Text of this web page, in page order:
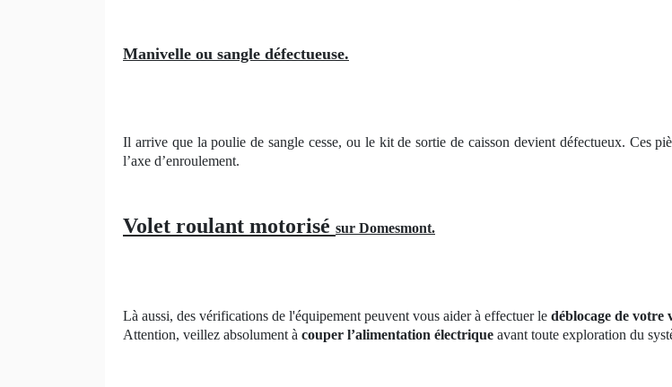
Manivelle ou sangle défectueuse.
Il arrive que la poulie de sangle cesse, ou le kit de sortie de caisson devient défectueux. Ces
l’axe d’enroulement.
Volet roulant motorisé sur Domesmont.
Là aussi, des vérifications de l'équipement peuvent vous aider à effectuer le déblocage de votre
Attention, veillez absolument à couper l’alimentation électrique avant toute exploration du